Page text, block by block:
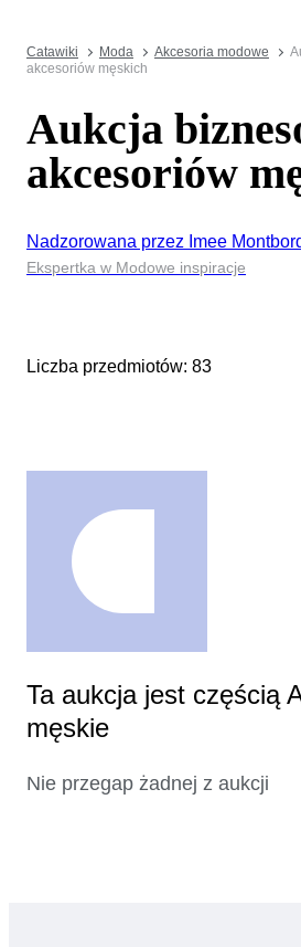
Catawiki Moda Akcesoria modowe
akcesoriów męskich
Aukcja
akcesoriów
Nadzorowana przez Imee
Ekspertka w Modowe inspiracje
Liczba przedmiotów: 83
Ta aukcja jest częścią
męskie
Nie przegap żadnej z aukcji